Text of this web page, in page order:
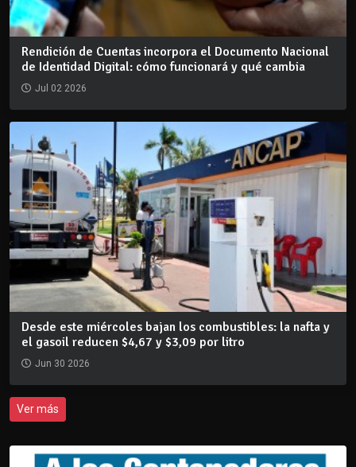
Rendición de Cuentas incorpora el Documento Nacional
de Identidad Digital: cómo funcionará y qué cambia
Jul 02 2026
Desde este miércoles bajan los combustibles: la nafta y
el gasoil reducen $4,67 y $3,09 por litro
Jun 30 2026
Ver más